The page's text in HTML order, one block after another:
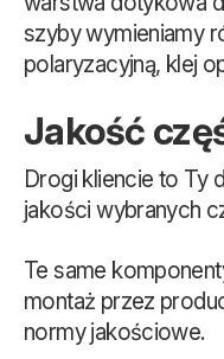
szyby wymieniamy
polaryzacyjną, klej
Jakość
Drogi kliencie to Ty
jakości wybranych
Te same
montaż przez
normy jakościowe.